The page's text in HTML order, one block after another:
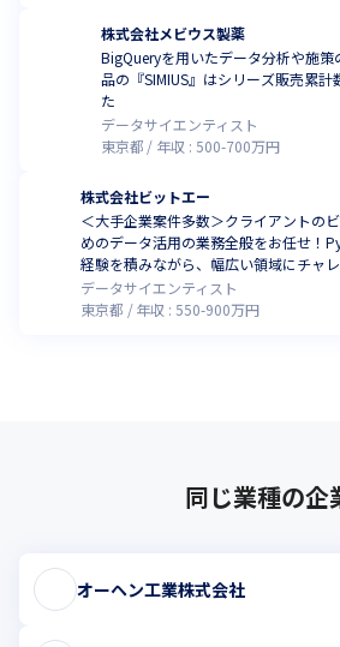
株式会社メビウス製薬
BigQueryを用いたデータ分析や施
品の『SIMIUS』はシリーズ販売累
た
データサイエンティスト
東京都
年収 : 500-700万円
株式会社ビットエー
＜大手企業案件多数＞クライアントの
めのデータ活用の業務全般をお任せ！
経験を積みながら、幅広い領域にチャ
データサイエンティスト
東京都
年収 :550-900万円
同じ業種の企
オーヘン工業株式会社